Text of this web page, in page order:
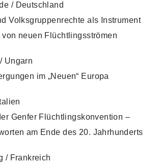
/ Deutschland
Volksgruppenrechte als Instrument
neuen Flüchtlingsströmen
Ungarn
im „Neuen“ Europa
Genfer Flüchtlingskonvention –
am Ende des 20. Jahrhunderts
/ Frankreich